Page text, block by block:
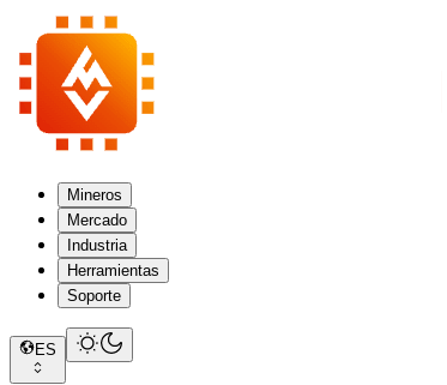
Mineros
Mercado
Industria
Herramientas
Soporte
ES